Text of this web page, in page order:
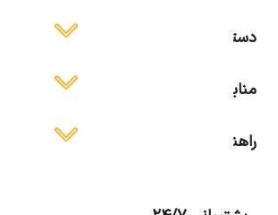
دسترسی آسان
منابع آموزشی
راهنمای استفاده